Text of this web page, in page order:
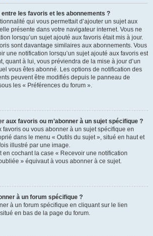
les favoris et les abonnements ?
qui vous permettait d’ajouter un sujet aux
présente dans votre navigateur internet. Vous ne
lorsqu’un sujet ajouté aux favoris était mis à jour.
sont davantage similaires aux abonnements. Vous
une notification lorsqu’un sujet ajouté aux favoris est
quant à lui, vous préviendra de la mise à jour d’un
vous êtes abonné. Les options de notification des
peuvent être modifiés depuis le panneau de
les « Préférences du forum ».
aux favoris ou m’abonner à un sujet spécifique ?
favoris ou vous abonner à un sujet spécifique en
dans le menu « Outils du sujet », situé en haut et
illustré par une image.
en cochant la case « Recevoir une notification
» équivaut à vous abonner à ce sujet.
à un forum spécifique ?
à un forum spécifique en cliquant sur le lien
en bas de la page du forum.